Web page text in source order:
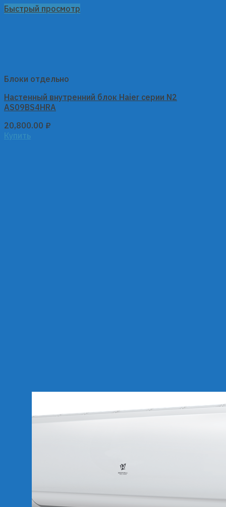
Быстрый просмотр
Блоки отдельно
Настенный внутренний блок Haier серии N2
AS09BS4HRA
20,800.00 ₽
Купить